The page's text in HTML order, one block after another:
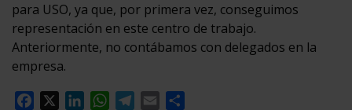
para USO, ya que, por primera vez, conseguimos
representación en este centro de trabajo.
Anteriormente, no contábamos con delegados en la
empresa.
Facebook
LinkedInWhatsApp
Telegram
Email